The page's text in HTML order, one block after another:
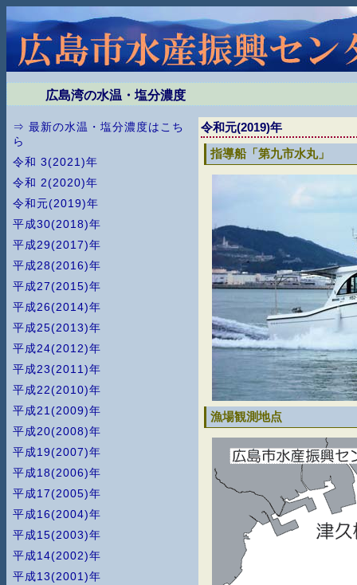
広島湾の水温・塩分濃度
⇒ 最新の水温・塩分濃度はこち
ら
令和 3(2021)年
令和 2(2020)年
令和元(2019)年
平成30(2018)年
平成29(2017)年
平成28(2016)年
平成27(2015)年
平成26(2014)年
平成25(2013)年
平成24(2012)年
平成23(2011)年
平成22(2010)年
平成21(2009)年
平成20(2008)年
平成19(2007)年
平成18(2006)年
平成17(2005)年
平成16(2004)年
平成15(2003)年
平成14(2002)年
平成13(2001)年
令和元(2019)年
指導船「第九市水丸」
漁場観測地点